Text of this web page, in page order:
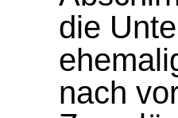
die
nach